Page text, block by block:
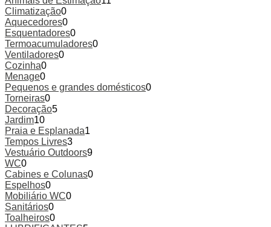
Climatização0
Aquecedores0
Esquentadores0
Termoacumuladores0
Ventiladores0
Cozinha0
Menage0
Pequenos e grandes domésticos0
Torneiras0
Decoração5
Jardim10
Praia e Esplanada1
Tempos Livres3
Vestuário Outdoors9
WC0
Cabines e Colunas0
Espelhos0
Mobiliário WC0
Sanitários0
Toalheiros0